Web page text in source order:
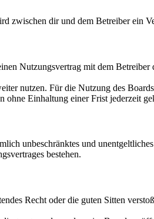
dir und dem Betreiber ein
Nutzungsvertrag mit dem
nutzen. Für die Nutzung des
ohne Einhaltung einer Frist jederzeit
unbeschränktes und
bestehen.
Recht oder die guten Sitten